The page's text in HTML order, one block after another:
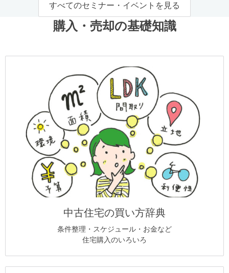
すべてのセミナー・イベントを見る
購入・売却の基礎知識
中古住宅の買い方辞典
条件整理・スケジュール・お金など
住宅購入のいろいろ